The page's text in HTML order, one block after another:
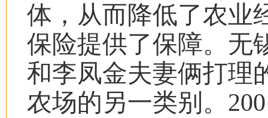
体，从而降低了农业
保险提供了保障。无
和李凤金夫妻俩打理
农场的另一类别。